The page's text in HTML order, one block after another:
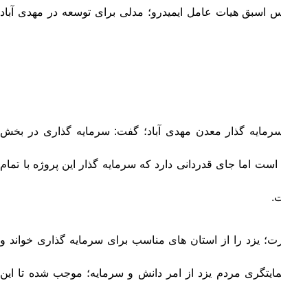
اسبق هیات عامل ایمیدرو؛ مدلی برای توسعه در مهدی آباد
گذار معدن مهدی آباد؛ گفت: سرمایه گذاری در بخش
اما جای قدردانی دارد که سرمایه گذار این پروژه با تمام
یزد را از استان های مناسب برای سرمایه گذاری خواند و
مردم یزد از امر دانش و سرمایه؛ موجب شده تا این